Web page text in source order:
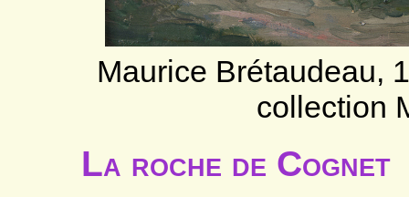
Maurice Brétaudeau,
collection
La roche de Cognet